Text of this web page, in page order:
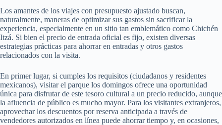
Los amantes de los viajes con presupuesto ajustado buscan,
naturalmente, maneras de optimizar sus gastos sin sacrificar la
experiencia, especialmente en un sitio tan emblemático como Chichén
Itzá. Si bien el precio de entrada oficial es fijo, existen diversas
estrategias prácticas para ahorrar en entradas y otros gastos
relacionados con la visita.
En primer lugar, si cumples los requisitos (ciudadanos y residentes
mexicanos), visitar el parque los domingos ofrece una oportunidad
única para disfrutar de este tesoro cultural a un precio reducido, aunque
la afluencia de público es mucho mayor. Para los visitantes extranjeros,
aprovechar los descuentos por reserva anticipada a través de
vendedores autorizados en línea puede ahorrar tiempo y, en ocasiones,